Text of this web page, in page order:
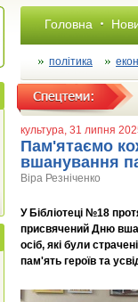
Головна
політика
культура, 31 липня
Пам'ятаємо
вшанування
Віра Резніченко
У Бібліотеці №18
присвячений Дню
осіб, які були
пам'ять героїв та